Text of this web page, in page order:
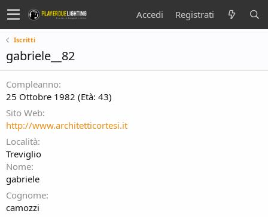
Accedi Registrati
Iscritti
gabriele__82
Compleanno
25 Ottobre 1982 (Età: 43)
Sito Web
http://www.architetticortesi.it
Località
Treviglio
Nome
gabriele
Cognome
camozzi